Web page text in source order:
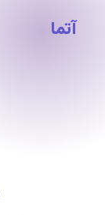
آتما